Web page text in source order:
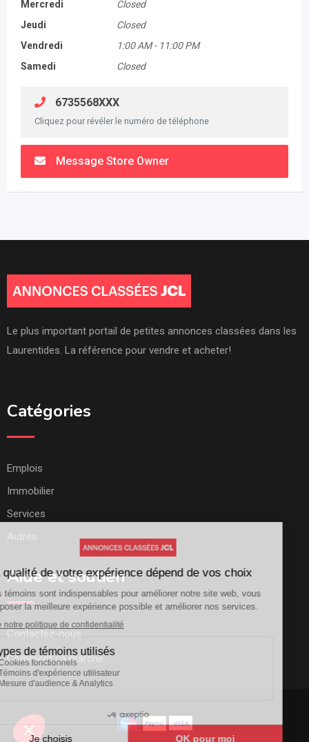
Mercredi
Closed
Jeudi
Closed
Vendredi
1:00 AM - 11:00 PM
Samedi
Closed
6735568XXX
Cliquez pour révéler le numéro de téléphone
Message Store Owner
Le plus important portail de petites annonces classées dans les
Laurentides. La référence pour vendre et acheter!
Catégories
Emplois
Immobilier
Services
Autres
Aide et soutien
Contactez-nous
Comment ça marche